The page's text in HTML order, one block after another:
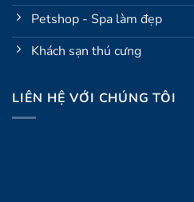
Petshop - Spa làm đẹp
Khách sạn thú cưng
LIÊN HỆ VỚI CHÚNG TÔI